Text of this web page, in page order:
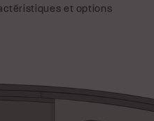
et options